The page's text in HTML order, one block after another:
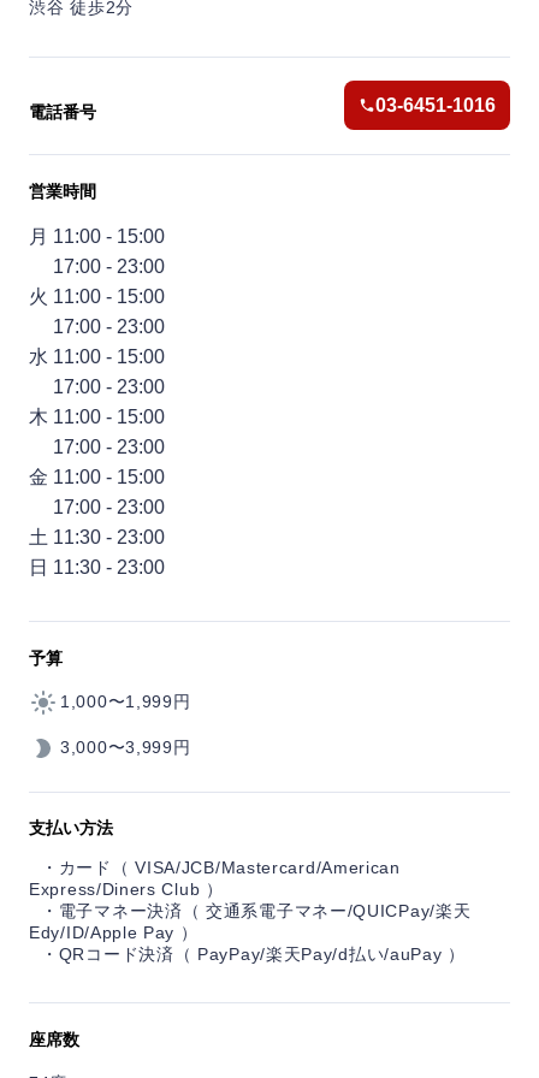
オープンキッチンで調理の工程を見ながら、こだわりの鉄板料
渋谷駅新南口と同フロアで立地も抜群！仲間と楽しいひととき
渋谷 徒歩2分
電話番号 03-6451-1016
営業時間
月 11:00 - 15:00
17:00 - 23:00
火 11:00 - 15:00
17:00 - 23:00
水 11:00 - 15:00
17:00 - 23:00
木 11:00 - 15:00
17:00 - 23:00
金 11:00 - 15:00
17:00 - 23:00
土 11:30 - 23:00
日 11:30 - 23:00
予算
1,000〜1,999円
3,000〜3,999円
支払い方法
カード（ VISA/JCB/Mastercard/American
Express/Diners Club ）
電子マネー決済（ 交通系電子マネー/QUICPay/楽天
Edy/ID/Apple Pay ）
QRコード決済（ PayPay/楽天Pay/d払い/auPay ）
座席数